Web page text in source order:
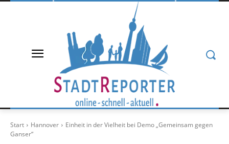
Start Hannover
Einheit in der Vielheit bei Demo „Gemeinsam gegen
Ganser“